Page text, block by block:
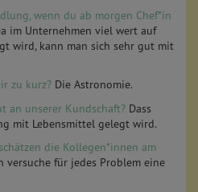
wenn du ab morgen Chef*in
im Unternehmen viel wert auf
wird, kann man sich sehr gut mit
zu kurz? Die Astronomie.
an unserer Kundschaft? Dass
mit Lebensmittel gelegt wird.
die Kollegen*innen am
versuche für jedes Problem eine